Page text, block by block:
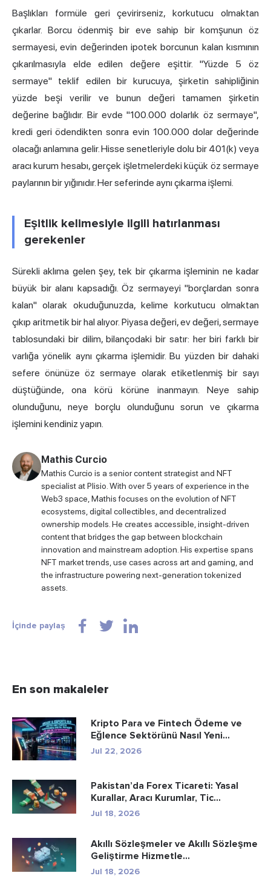
Başlıkları formüle geri çevirirseniz, korkutucu olmaktan
çıkarlar. Borcu ödenmiş bir eve sahip bir komşunun öz
sermayesi, evin değerinden ipotek borcunun kalan kısmının
çıkarılmasıyla elde edilen değere eşittir. "Yüzde 5 öz
sermaye" teklif edilen bir kurucuya, şirketin sahipliğinin
yüzde beşi verilir ve bunun değeri tamamen şirketin
değerine bağlıdır. Bir evde "100.000 dolarlık öz sermaye",
kredi geri ödendikten sonra evin 100.000 dolar değerinde
olacağı anlamına gelir. Hisse senetleriyle dolu bir 401(k) veya
aracı kurum hesabı, gerçek işletmelerdeki küçük öz sermaye
paylarının bir yığınıdır. Her seferinde aynı çıkarma işlemi.
Eşitlik kelimesiyle ilgili hatırlanması
gerekenler
Sürekli aklıma gelen şey, tek bir çıkarma işleminin ne kadar
büyük bir alanı kapsadığı. Öz sermayeyi "borçlardan sonra
kalan" olarak okuduğunuzda, kelime korkutucu olmaktan
çıkıp aritmetik bir hal alıyor. Piyasa değeri, ev değeri, sermaye
tablosundaki bir dilim, bilançodaki bir satır: her biri farklı bir
varlığa yönelik aynı çıkarma işlemidir. Bu yüzden bir dahaki
sefere önünüze öz sermaye olarak etiketlenmiş bir sayı
düştüğünde, ona körü körüne inanmayın. Neye sahip
olunduğunu, neye borçlu olunduğunu sorun ve çıkarma
işlemini kendiniz yapın.
Mathis Curcio
Mathis Curcio is a senior content strategist and NFT
specialist at Plisio. With over 5 years of experience in the
Web3 space, Mathis focuses on the evolution of NFT
ecosystems, digital collectibles, and decentralized
ownership models. He creates accessible, insight-driven
content that bridges the gap between blockchain
innovation and mainstream adoption. His expertise spans
NFT market trends, use cases across art and gaming, and
the infrastructure powering next-generation tokenized
assets.
İçinde paylaş
En son makaleler
Kripto Para ve Fintech Ödeme ve
Eğlence Sektörünü Nasıl Yeni...
Jul 22, 2026
Pakistan’da Forex Ticareti: Yasal
Kurallar, Aracı Kurumlar, Tic...
Jul 18, 2026
Akıllı Sözleşmeler ve Akıllı Sözleşme
Geliştirme Hizmetle...
Jul 18, 2026